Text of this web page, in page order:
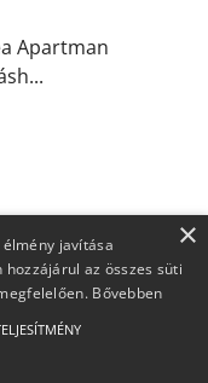
Apartman
×
javítása
az összes süti
Bővebben